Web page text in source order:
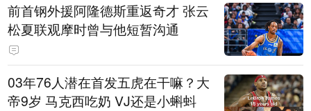
前首钢外援阿隆德斯重返奇才 张云
松夏联观摩时曾与他短暂沟通
03年76人潜在首发五虎在干嘛？大
帝9岁 马克西吃奶 VJ还是小蝌蚪